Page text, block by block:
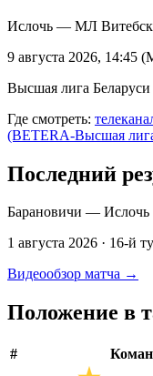
Ислочь — МЛ Витебск
9 августа 2026, 14:45
Высшая лига
Где смотреть:
(BETERA-Высшая
Последний
Барановичи — Ислочь
1 августа 2026 · 16-й
Видеообзор матча →
Положение в
#